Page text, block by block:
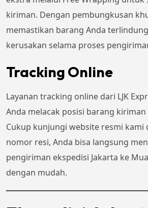
kiriman. Dengan pembungkusan
memastikan barang Anda
kerusakan selama proses
Tracking Online
Layanan tracking online dari LJK
Anda melacak posisi barang
Cukup kunjungi website resmi kami
nomor resi, Anda bisa langsung
pengiriman ekspedisi Jakarta ke
dengan mudah.